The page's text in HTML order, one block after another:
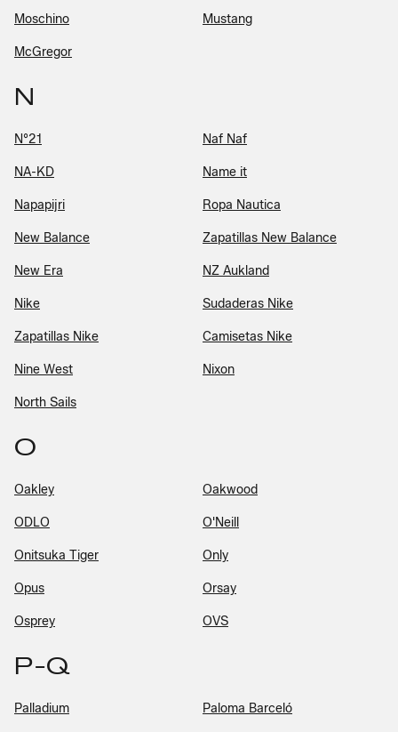
Moschino Mustang
McGregor
N
N°21 Naf Naf
NA-KD Name it
Napapijri Ropa Nautica
New Balance Zapatillas New Balance
New Era NZ Aukland
Nike Sudaderas Nike
Zapatillas Nike Camisetas Nike
Nine West Nixon
North Sails
O
Oakley Oakwood
ODLO O'Neill
Onitsuka Tiger Only
Opus Orsay
Osprey OVS
P-Q
Palladium Paloma Barceló